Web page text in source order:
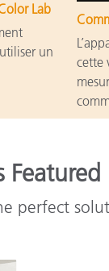
Lab
un
cette
perfect